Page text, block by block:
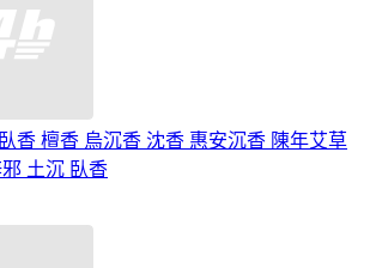
香 檀香 烏沉香 沈香 惠安沉香 陳年艾草
土沉 臥香